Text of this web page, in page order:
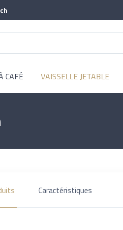
CAFÉ VAISSELLE JETABLE
Caractéristiques